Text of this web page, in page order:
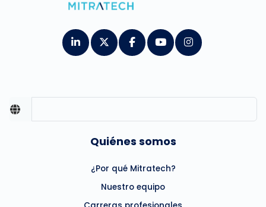
Quiénes somos
¿Por qué Mitratech?
Nuestro equipo